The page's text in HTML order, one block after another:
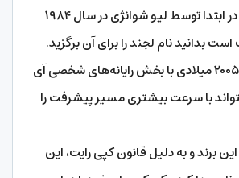
می‌کند. این شرکت در ابتدا توسط لیو شوانژی در سال ۱۹۸۴
بدانید نام لجند را برای آن برگزید.
این شرکت در سال ۲۰۰۵ میلادی با بخش رایانه‌های شخصی آی
با سرعت بیشتری مسیر پیشرفت را
برند و به دلیل قانون کپی‌ رایت، این